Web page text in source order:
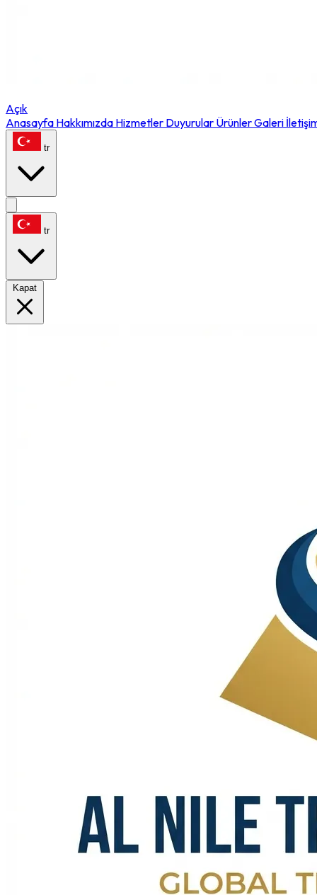
Açık
Anasayfa Hakkımızda Hizmetler Duyurular ÜrünlerGaleri
tr
tr
Kapat